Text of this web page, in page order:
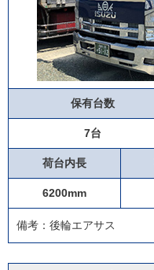
保有台数
7台
荷台内長
6200mm
備考：後輪エアサス